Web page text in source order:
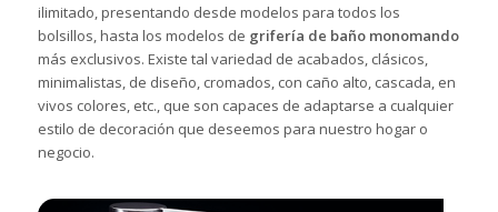
ilimitado, presentando desde modelos para todos los
bolsillos, hasta los modelos de grifería de baño monomando
más exclusivos. Existe tal variedad de acabados, clásicos,
minimalistas, de diseño, cromados, con caño alto, cascada, en
vivos colores, etc., que son capaces de adaptarse a cualquier
estilo de decoración que deseemos para nuestro hogar o
negocio.